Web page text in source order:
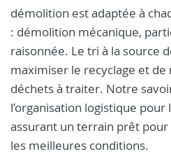
démolition est adaptée à
: démolition mécanique,
raisonnée. Le tri à la source
maximiser le recyclage et
déchets à traiter. Notre
l’organisation logistique pour
assurant un terrain prêt
les meilleures conditions.